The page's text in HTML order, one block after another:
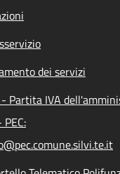
dei servizi
Partita IVA